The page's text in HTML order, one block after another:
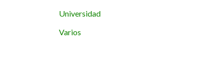
Universidad
Varios